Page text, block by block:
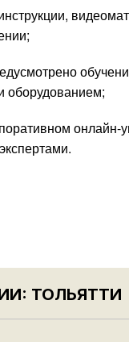
оборудованием;
онлайн-
ТОЛЬЯТТИ